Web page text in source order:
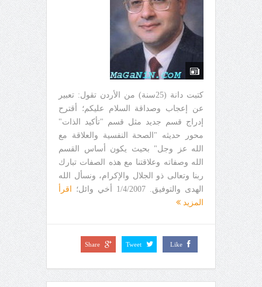
كتبت دانة (25سنة) من الأردن تقول: تعبير
عن إعجاب وصداقة السلام عليكم؛ أقترح
إدراج قسم جديد مثل قسم "تأكيد الذات"
محور حديثه "الصحة النفسية والعلاقة مع
الله عز وجل" بحيث يكون أساس القسم
الله وصفاته وعلاقتنا مع هذه الصفات تبارك
ربنا وتعالى ذو الجلال والإكرام، ونسأل الله
الهدى والتوفيق. 1/4/2007 أخي وائل؛
اقرأ
المزيد
Like
Tweet
Share